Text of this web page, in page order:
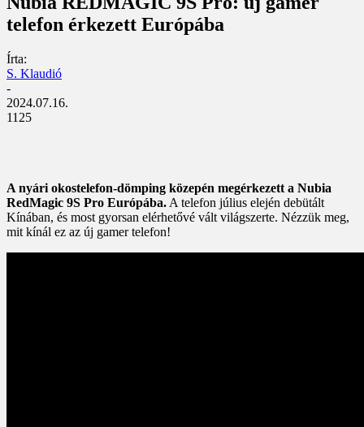
telefon érkezett Európába
Írta:
S. Klaudió
-
2024.07.16.
1125
A nyári okostelefon-dömping közepén megérkezett a Nubia
RedMagic 9S Pro Európába. A telefon július elején debütált
Kínában, és most gyorsan elérhetővé vált világszerte. Nézzük meg,
mit kínál ez az új gamer telefon!